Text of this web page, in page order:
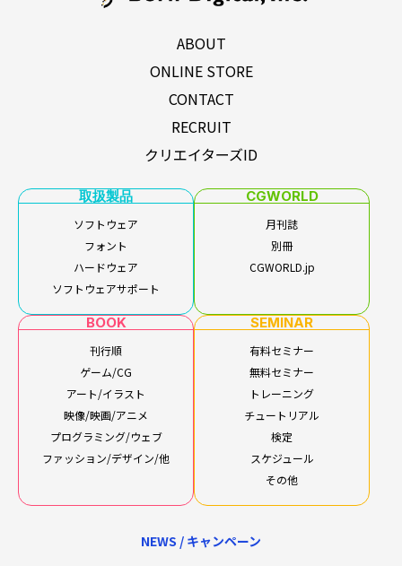
ABOUT
ONLINE STORE
CONTACT
RECRUIT
クリエイターズID
取扱製品
ソフトウェア
フォント
ハードウェア
ソフトウェアサポート
CGWORLD
月刊誌
別冊
CGWORLD.jp
BOOK
刊行順
ゲーム/CG
アート/イラスト
映像/映画/アニメ
プログラミング/ウェブ
ファッション/デザイン/他
SEMINAR
有料セミナー
無料セミナー
トレーニング
チュートリアル
検定
スケジュール
その他
NEWS / キャンペーン